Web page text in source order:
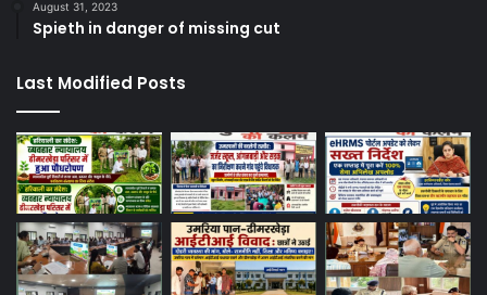
August 31, 2023
Spieth in danger of missing cut
Last Modified Posts